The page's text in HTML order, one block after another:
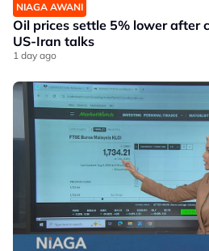
NIAGA AWANI
Oil prices settle 5% lower after
US-Iran talks
1 day ago